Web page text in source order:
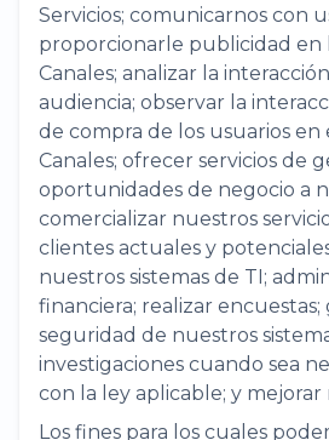
Servicios; comunicarnos con
proporcionarle publicidad en
Canales; analizar la
audiencia; observar la
de compra de los usuarios en
Canales; ofrecer servicios de
oportunidades de negocio a
comercializar nuestros
clientes actuales y
nuestros sistemas de TI;
financiera; realizar encuestas;
seguridad de nuestros
investigaciones cuando sea
con la ley aplicable; y mejorar
Los fines para los cuales